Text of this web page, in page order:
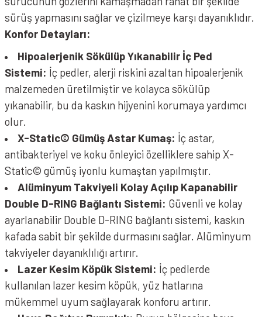
sürüş yapmasını sağlar ve çizilmeye karşı dayanıklıdır.
Konfor Detayları:
Hipoalerjenik Sökülüp Yıkanabilir İç Ped
Sistemi: İç pedler, alerji riskini azaltan hipoalerjenik
malzemeden üretilmiştir ve kolayca sökülüp
yıkanabilir, bu da kaskın hijyenini korumaya yardımcı
olur.
X-Static© Gümüş Astar Kumaş: İç astar,
antibakteriyel ve koku önleyici özelliklere sahip X-
Static© gümüş iyonlu kumaştan yapılmıştır.
Alüminyum Takviyeli Kolay Açılıp Kapanabilir
Double D-RING Bağlantı Sistemi: Güvenli ve kolay
ayarlanabilir Double D-RING bağlantı sistemi, kaskın
kafada sabit bir şekilde durmasını sağlar. Alüminyum
takviyeler dayanıklılığı artırır.
Lazer Kesim Köpük Sistemi: İç pedlerde
kullanılan lazer kesim köpük, yüz hatlarına
mükemmel uyum sağlayarak konforu artırır.